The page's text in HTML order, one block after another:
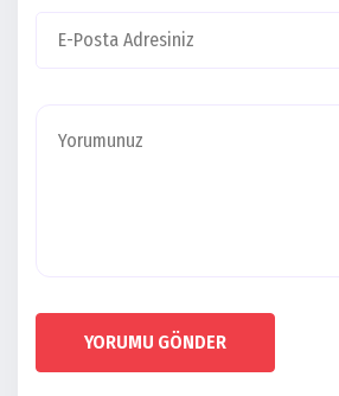
YORUMU GÖNDER